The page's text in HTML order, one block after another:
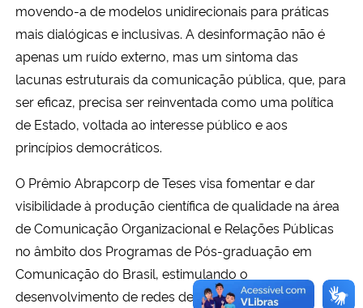
movendo-a de modelos unidirecionais para práticas
mais dialógicas e inclusivas. A desinformação não é
apenas um ruído externo, mas um sintoma das
lacunas estruturais da comunicação pública, que, para
ser eficaz, precisa ser reinventada como uma política
de Estado, voltada ao interesse público e aos
princípios democráticos.
O Prêmio Abrapcorp de Teses visa fomentar e dar
visibilidade à produção científica de qualidade na área
de Comunicação Organizacional e Relações Públicas
no âmbito dos Programas de Pós-graduação em
Comunicação do Brasil, estimulando o
desenvolvimento de redes de pesquisa e